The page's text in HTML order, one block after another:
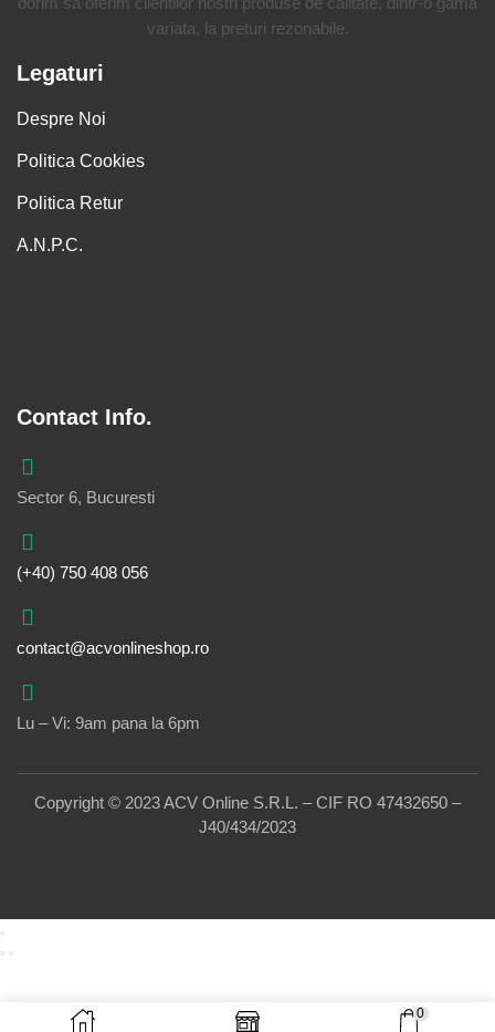
variata, la preturi rezonabile.
Legaturi
Despre Noi
Politica Cookies
Politica Retur
A.N.P.C.
Contact Info.
Sector 6, Bucuresti
(+40) 750 408 056
contact@acvonlineshop.ro
Lu – Vi: 9am pana la 6pm
Copyright © 2023 ACV Online S.R.L. – CIF RO 47432650 –
J40/434/2023
0